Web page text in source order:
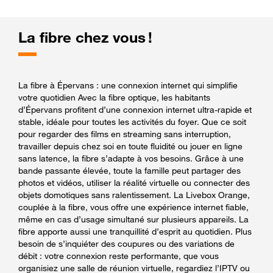
La fibre chez vous !
La fibre à Épervans : une connexion internet qui simplifie
votre quotidien Avec la fibre optique, les habitants
d’Épervans profitent d’une connexion internet ultra-rapide et
stable, idéale pour toutes les activités du foyer. Que ce soit
pour regarder des films en streaming sans interruption,
travailler depuis chez soi en toute fluidité ou jouer en ligne
sans latence, la fibre s’adapte à vos besoins. Grâce à une
bande passante élevée, toute la famille peut partager des
photos et vidéos, utiliser la réalité virtuelle ou connecter des
objets domotiques sans ralentissement. La Livebox Orange,
couplée à la fibre, vous offre une expérience internet fiable,
même en cas d’usage simultané sur plusieurs appareils. La
fibre apporte aussi une tranquillité d’esprit au quotidien. Plus
besoin de s’inquiéter des coupures ou des variations de
débit : votre connexion reste performante, que vous
organisiez une salle de réunion virtuelle, regardiez l’IPTV ou